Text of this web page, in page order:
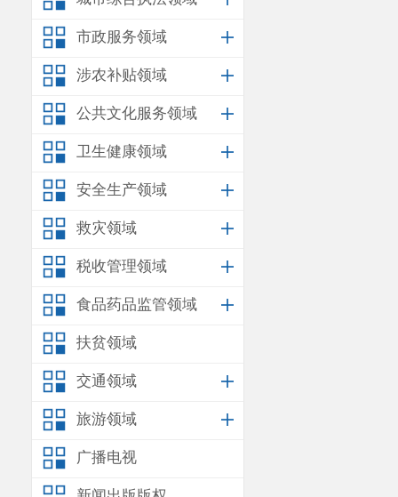
市政服务领域
涉农补贴领域
公共文化服务领域
卫生健康领域
安全生产领域
救灾领域
税收管理领域
食品药品监管领域
扶贫领域
交通领域
旅游领域
广播电视